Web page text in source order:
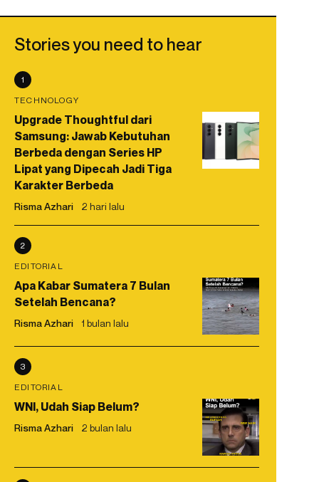
Stories you need to hear
1
TECHNOLOGY
Upgrade Thoughtful dari
Samsung: Jawab Kebutuhan
Berbeda dengan Series HP
Lipat yang Dipecah Jadi Tiga
Karakter Berbeda
Risma Azhari 2 hari lalu
2
EDITORIAL
Apa Kabar Sumatera 7 Bulan
Setelah Bencana?
Risma Azhari 1 bulan lalu
3
EDITORIAL
WNI, Udah Siap Belum?
Risma Azhari 2 bulan lalu